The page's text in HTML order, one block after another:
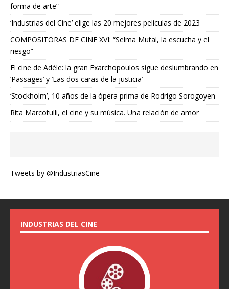
forma de arte”
‘Industrias del Cine’ elige las 20 mejores películas de 2023
COMPOSITORAS DE CINE XVI: “Selma Mutal, la escucha y el
riesgo”
El cine de Adèle: la gran Exarchopoulos sigue deslumbrando en
’Passages’ y ’Las dos caras de la justicia’
‘Stockholm’, 10 años de la ópera prima de Rodrigo Sorogoyen
Rita Marcotulli, el cine y su música. Una relación de amor
Tweets by @IndustriasCine
INDUSTRIAS DEL CINE